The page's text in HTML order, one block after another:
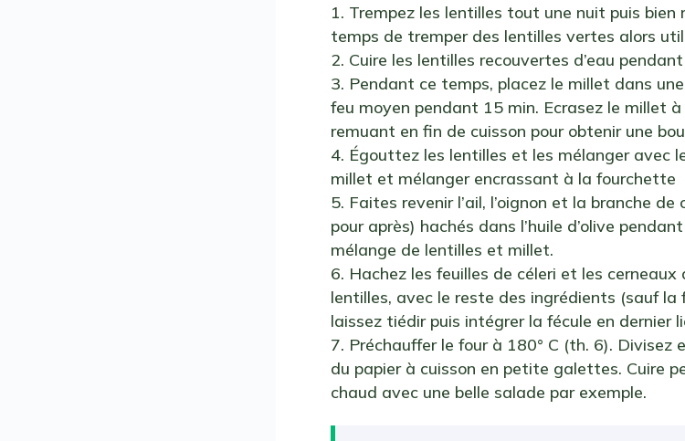
Trempez les lentilles tout une nuit puis bien
temps de tremper des lentilles vertes alors
Cuire les lentilles recouvertes d’eau
Pendant ce temps, placez le millet dans
feu moyen pendant 15 min. Ecrasez le millet
remuant en fin de cuisson pour obtenir une
Égouttez les lentilles et les mélanger avec
millet et mélanger encrassant à la fourchette
Faites revenir l’ail, l’oignon et la branche
pour après) hachés dans l’huile d’olive
mélange de lentilles et millet.
Hachez les feuilles de céleri et les
lentilles, avec le reste des ingrédients (sauf la
laissez tiédir puis intégrer la fécule en dernier
Préchauffer le four à 180° C (th. 6). Divisez
du papier à cuisson en petite galettes. Cuire
chaud avec une belle salade par exemple.